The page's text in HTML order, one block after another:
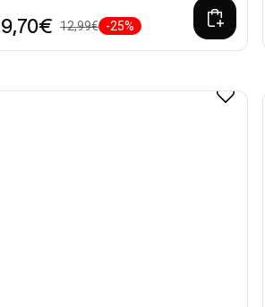
9,70€ 12,99€ -25%